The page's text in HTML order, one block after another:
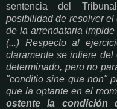
sentencia del
posibilidad de resolver el
de la arrendataria
(...) Respecto al
claramente se infiere
determinado, pero no
"conditio sine qua non"
que la optante en el
ostente la condición